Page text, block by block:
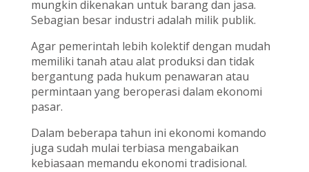
mungkin dikenakan untuk barang dan jasa.
Sebagian besar industri adalah milik publik.
Agar pemerintah lebih kolektif dengan mudah
memiliki tanah atau alat produksi dan tidak
bergantung pada hukum penawaran atau
permintaan yang beroperasi dalam ekonomi
pasar.
Dalam beberapa tahun ini ekonomi komando
juga sudah mulai terbiasa mengabaikan
kebiasaan memandu ekonomi tradisional.